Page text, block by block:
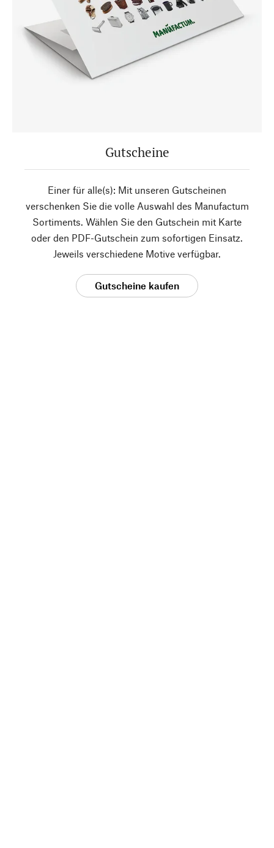
Gutscheine
Einer für alle(s): Mit unseren Gutscheinen
verschenken Sie die volle Auswahl des Manufactum
Sortiments. Wählen Sie den Gutschein mit Karte
oder den PDF-Gutschein zum sofortigen Einsatz.
Jeweils verschiedene Motive verfügbar.
Gutscheine kaufen